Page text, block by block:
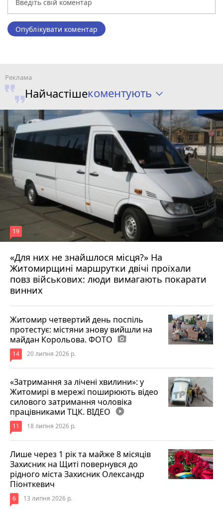
Опублікувати коментар
Найчастішекоментують
«Для них не знайшлося місця?» На
Житомирщині маршрутки двічі проїхали
повз військових: люди вимагають покарати
винних
19
17 липня 2026 р.
Житомир четвертий день поспіль
протестує: містяни знову вийшли на
майдан Корольова. ФОТО photo_camera
14 20 липня 2026 р.
«Затримання за лічені хвилини»: у
Житомирі в мережі поширюють відео
силового затримання чоловіка
працівниками ТЦК. ВІДЕО play_circle_filled
11 18 липня 2026 р.
Лише через 1 рік та майже 8 місяців
Захисник на Щиті повернувся до
рідного міста Захисник Олександр
Піонткевич
6 13 липня 2026 р.